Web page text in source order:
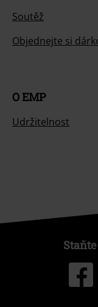
Soutěž
Objednejte si
O EMP
Udržitelnost